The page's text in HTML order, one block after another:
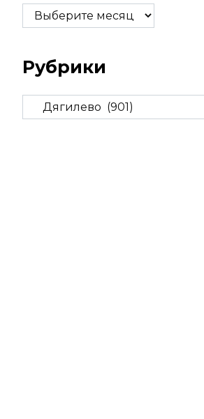
Архивы
Рубрики
Рубрики